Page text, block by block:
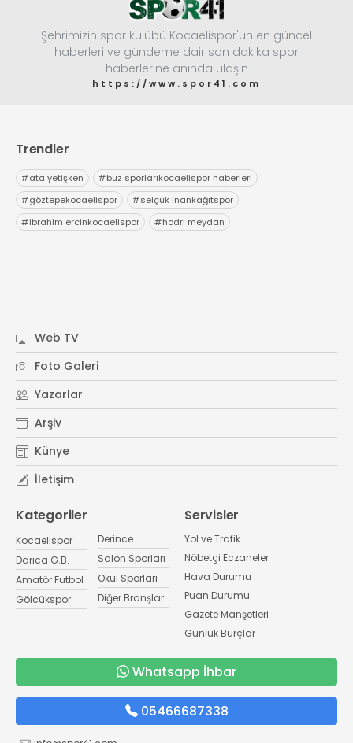
Şehrimizin spor kulübü Kocaelispor'un en güncel
haberleri ve gündeme dair son dakika spor
haberlerine anında ulaşın
https://www.spor41.com
Trendler
#ata yetişken #buz sporlarıkocaelispor haberleri
#göztepekocaelispor #selçuk inankağıtspor
#ibrahim ercinkocaelispor #hodri meydan
Web TV
Foto Galeri
Yazarlar
Arşiv
Künye
İletişim
Kategoriler
Kocaelispor
Darıca G.B.
Amatör Futbol
Gölcükspor
Derince
Salon Sporları
Okul Sporları
Diğer Branşlar
Servisler
Yol ve Trafik
Nöbetçi Eczaneler
Hava Durumu
Puan Durumu
Gazete Manşetleri
Günlük Burçlar
Whatsapp İhbar
05466687338